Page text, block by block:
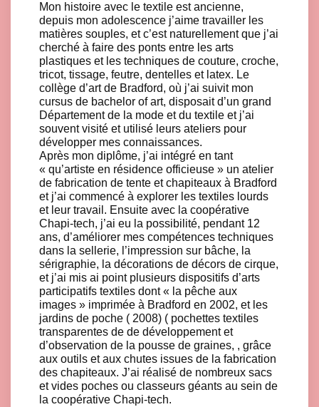
Mon histoire avec le textile est ancienne,
depuis mon adolescence j’aime travailler les
matières souples, et c’est naturellement que j’ai
cherché à faire des ponts entre les arts
plastiques et les techniques de couture, croche,
tricot, tissage, feutre, dentelles et latex. Le
collège d’art de Bradford, où j’ai suivit mon
cursus de bachelor of art, disposait d’un grand
Département de la mode et du textile et j’ai
souvent visité et utilisé leurs ateliers pour
développer mes connaissances.
Après mon diplôme, j’ai intégré en tant
« qu’artiste en résidence officieuse » un atelier
de fabrication de tente et chapiteaux à Bradford
et j’ai commencé à explorer les textiles lourds
et leur travail. Ensuite avec la coopérative
Chapi-tech, j’ai eu la possibilité, pendant 12
ans, d’améliorer mes compétences techniques
dans la sellerie, l’impression sur bâche, la
sérigraphie, la décorations de décors de cirque,
et j’ai mis ai point plusieurs dispositifs d’arts
participatifs textiles dont « la pêche aux
images » imprimée à Bradford en 2002, et les
jardins de poche ( 2008) ( pochettes textiles
transparentes de de développement et
d’observation de la pousse de graines, , grâce
aux outils et aux chutes issues de la fabrication
des chapiteaux. J’ai réalisé de nombreux sacs
et vides poches ou classeurs géants au sein de
la coopérative Chapi-tech.